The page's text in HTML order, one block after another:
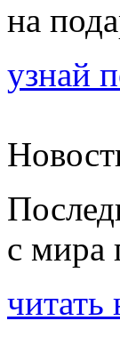
на
узнай
с мира
читать